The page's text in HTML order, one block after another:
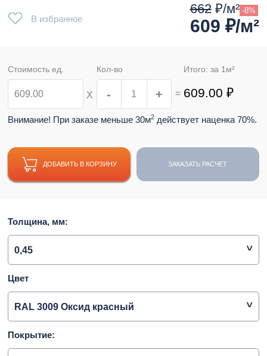
В избранное
662₽/м² -8%
609 ₽/м²
Стоимость ед.
Х
Кол-во
- + =
Итого: за 1 м²
609.00 ₽
Внимание! При заказе меньше 30м2 действует наценка 70%.
ДОБАВИТЬ В КОРЗИНУ ЗАКАЗАТЬ РАСЧЕТ
Толщина, мм:
0,45
Цвет
RAL 3009 Оксид красный
Покрытие: